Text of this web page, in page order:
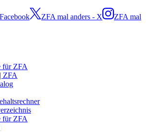
ZFA mal anders - X
ZFA mal
für ZFA
ZFA
für ZFA